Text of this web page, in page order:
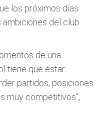
los próximos días
ambiciones del club
de una
tiene que estar
partidos, posiciones
muy competitivos",